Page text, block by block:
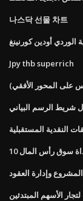
나스닥 선물 차트
الوردي أودين كورنينغ
Jpy thb superrich
على المحور الأفقي)
شريط الرسم البياني
النقدية المستقبلية
سوق رأس المال
وإدارة العقود
الأسهم المبتدئين